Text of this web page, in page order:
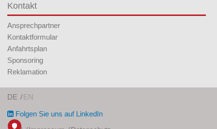
Kontakt
Ansprechpartner
Kontaktformular
Anfahrtsplan
Sponsoring
Reklamation
DE EN
Folgen Sie uns auf LinkedIn